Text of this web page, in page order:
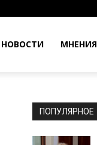
НОВОСТИ МНЕНИЯ
ПОПУЛЯРНОЕ